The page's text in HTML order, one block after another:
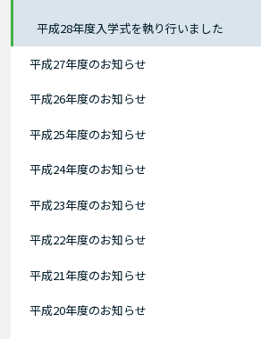
平成28年度入学式を執り行いました
平成27年度のお知らせ
平成26年度のお知らせ
平成25年度のお知らせ
平成24年度のお知らせ
平成23年度のお知らせ
平成22年度のお知らせ
平成21年度のお知らせ
平成20年度のお知らせ